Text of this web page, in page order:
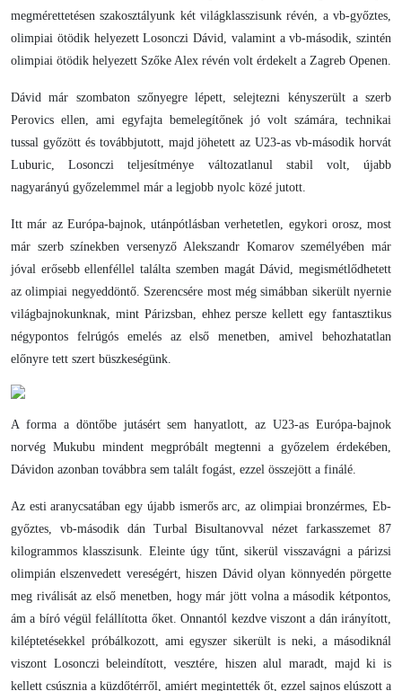
megmérettetésen szakosztályunk két világklasszisunk révén, a vb-győztes,
olimpiai ötödik helyezett Losonczi Dávid, valamint a vb-második, szintén
olimpiai ötödik helyezett Szőke Alex révén volt érdekelt a Zagreb Openen.
Dávid már szombaton szőnyegre lépett, selejtezni kényszerült a szerb
Perovics ellen, ami egyfajta bemelegítőnek jó volt számára, technikai
tussal győzött és továbbjutott, majd jöhetett az U23-as vb-második horvát
Luburic, Losonczi teljesítménye változatlanul stabil volt, újabb
nagyarányú győzelemmel már a legjobb nyolc közé jutott.
Itt már az Európa-bajnok, utánpótlásban verhetetlen, egykori orosz, most
már szerb színekben versenyző Alekszandr Komarov személyében már
jóval erősebb ellenféllel találta szemben magát Dávid, megismétlődhetett
az olimpiai negyeddöntő. Szerencsére most még simábban sikerült nyernie
világbajnokunknak, mint Párizsban, ehhez persze kellett egy fantasztikus
négypontos felrúgós emelés az első menetben, amivel behozhatatlan
előnyre tett szert büszkeségünk.
A forma a döntőbe jutásért sem hanyatlott, az U23-as Európa-bajnok
norvég Mukubu mindent megpróbált megtenni a győzelem érdekében,
Dávidon azonban továbbra sem talált fogást, ezzel összejött a finálé.
Az esti aranycsatában egy újabb ismerős arc, az olimpiai bronzérmes, Eb-
győztes, vb-második dán Turbal Bisultanovval nézet farkasszemet 87
kilogrammos klasszisunk. Eleinte úgy tűnt, sikerül visszavágni a párizsi
olimpián elszenvedett vereségért, hiszen Dávid olyan könnyedén pörgette
meg riválisát az első menetben, hogy már jött volna a második kétpontos,
ám a bíró végül felállította őket. Onnantól kezdve viszont a dán irányított,
kiléptetésekkel próbálkozott, ami egyszer sikerült is neki, a másodiknál
viszont Losonczi beleindított, vesztére, hiszen alul maradt, majd ki is
kellett csúsznia a küzdőtérről, amiért megintették őt, ezzel sajnos elúszott a